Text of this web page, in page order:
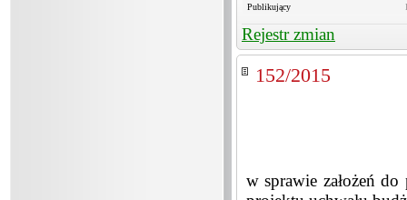
Publikujący
Rejestr zmian
152/2015
w sprawie założeń